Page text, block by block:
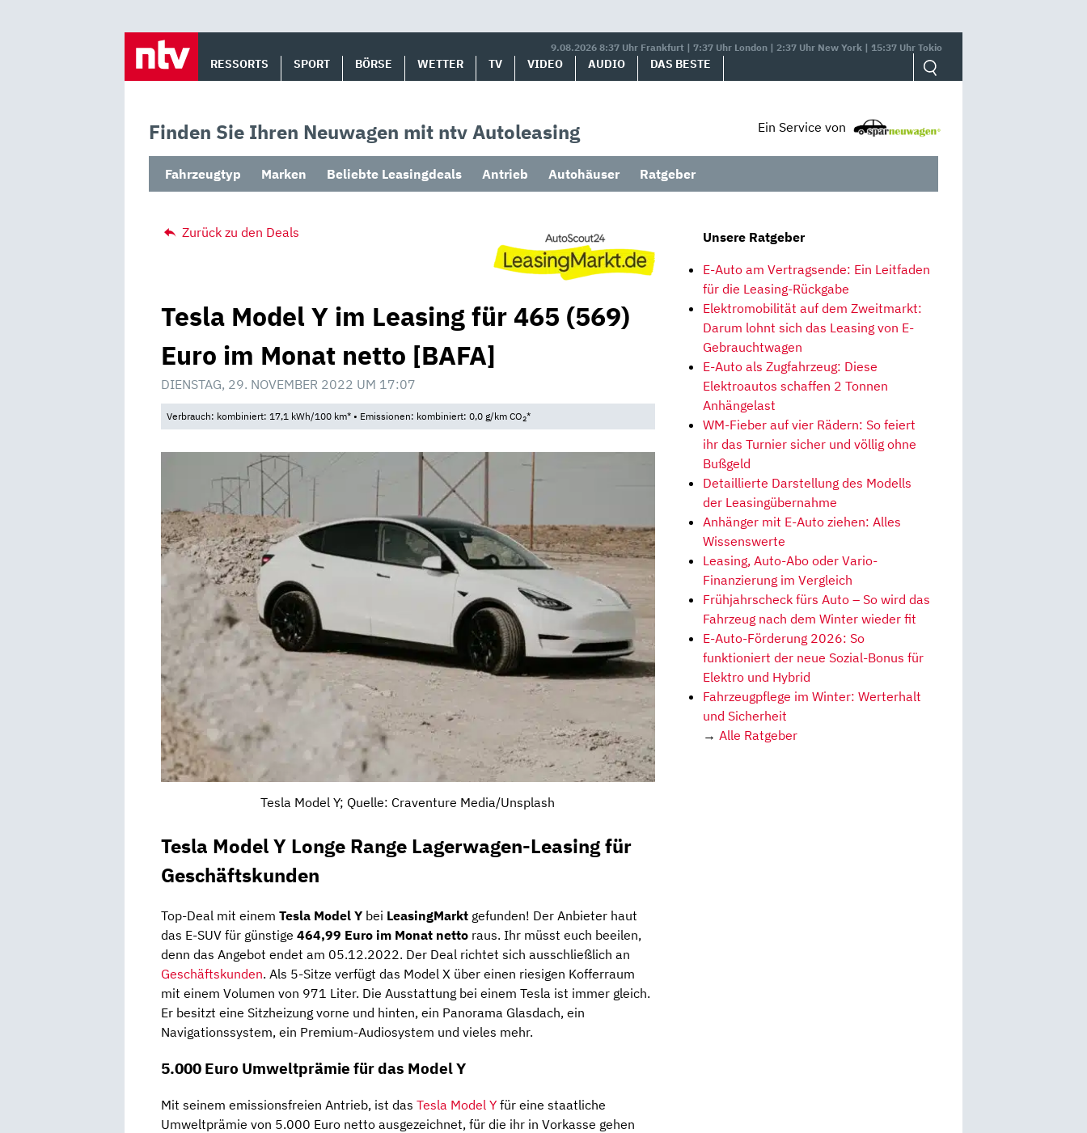
9.08.2026 8:37 Uhr Frankfurt | 7:37 Uhr London | 2:37 Uhr New York | 15:37 Uhr Tokio
RESSORTS SPORT BÖRSE WETTER TV VIDEO AUDIO DAS BESTE
Finden Sie Ihren Neuwagen mit ntv Autoleasing Ein Service von
Fahrzeugtyp Marken Beliebte Leasingdeals Antrieb Autohäuser Ratgeber
Zurück zu den Deals
Tesla Model Y im Leasing für 465 (569)
Euro im Monat netto [BAFA]
DIENSTAG, 29. NOVEMBER 2022 UM 17:07
Verbrauch: kombiniert: 17,1 kWh/100 km* • Emissionen: kombiniert: 0,0 g/km CO2*
Tesla Model Y; Quelle: Craventure Media/Unsplash
Tesla Model Y Longe Range Lagerwagen-Leasing für
Geschäftskunden
Top-Deal mit einem Tesla Model Y bei LeasingMarkt gefunden! Der Anbieter haut
das E-SUV für günstige 464,99 Euro im Monat netto raus. Ihr müsst euch beeilen,
denn das Angebot endet am 05.12.2022. Der Deal richtet sich ausschließlich an
Geschäftskunden. Als 5-Sitze verfügt das Model X über einen riesigen Kofferraum
mit einem Volumen von 971 Liter. Die Ausstattung bei einem Tesla ist immer gleich.
Er besitzt eine Sitzheizung vorne und hinten, ein Panorama Glasdach, ein
Navigationssystem, ein Premium-Audiosystem und vieles mehr.
5.000 Euro Umweltprämie für das Model Y
Mit seinem emissionsfreien Antrieb, ist das Tesla Model Y für eine staatliche
Umweltprämie von 5.000 Euro netto ausgezeichnet, für die ihr in Vorkasse gehen
Unsere Ratgeber
E-Auto am Vertragsende: Ein Leitfaden
für die Leasing-Rückgabe
Elektromobilität auf dem Zweitmarkt:
Darum lohnt sich das Leasing von E-
Gebrauchtwagen
E-Auto als Zugfahrzeug: Diese
Elektroautos schaffen 2 Tonnen
Anhängelast
WM-Fieber auf vier Rädern: So feiert
ihr das Turnier sicher und völlig ohne
Bußgeld
Detaillierte Darstellung des Modells
der Leasingübernahme
Anhänger mit E-Auto ziehen: Alles
Wissenswerte
Leasing, Auto-Abo oder Vario-
Finanzierung im Vergleich
Frühjahrscheck fürs Auto – So wird das
Fahrzeug nach dem Winter wieder fit
E-Auto-Förderung 2026: So
funktioniert der neue Sozial-Bonus für
Elektro und Hybrid
Fahrzeugpflege im Winter: Werterhalt
und Sicherheit
→ Alle Ratgeber